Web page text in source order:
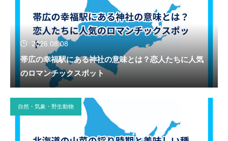
2026.08.08
帯広の幸福駅にある神社の意味とは？恋人たちに人気
のロマンチックスポット
自然・気象・野生動物